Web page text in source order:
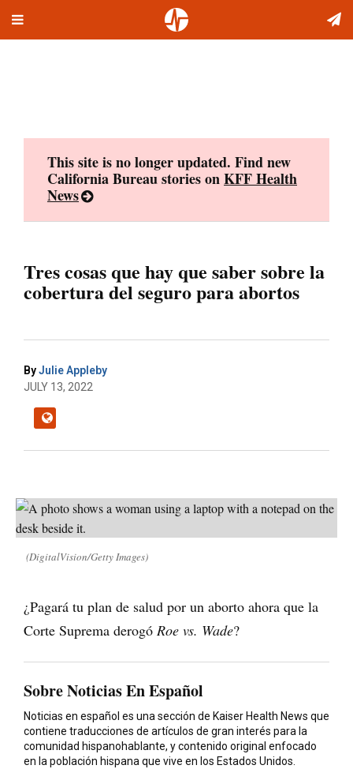
Toggle
This site is no longer updated. Find new
California Bureau stories onKFF Health
News
Tres cosas que hay que saber sobre la
cobertura del seguro para abortos
ByJulie Appleby
JULY 13, 2022
(DigitalVision/Getty Images)
¿Pagará tu plan de salud por un aborto ahora que la
Corte Suprema derogó Roe vs. Wade?
Sobre Noticias En Español
Noticias en español es una sección de Kaiser Health News que
contiene traducciones de artículos de gran interés para la
comunidad hispanohablante, y contenido original enfocado
en la población hispana que vive en los Estados Unidos.